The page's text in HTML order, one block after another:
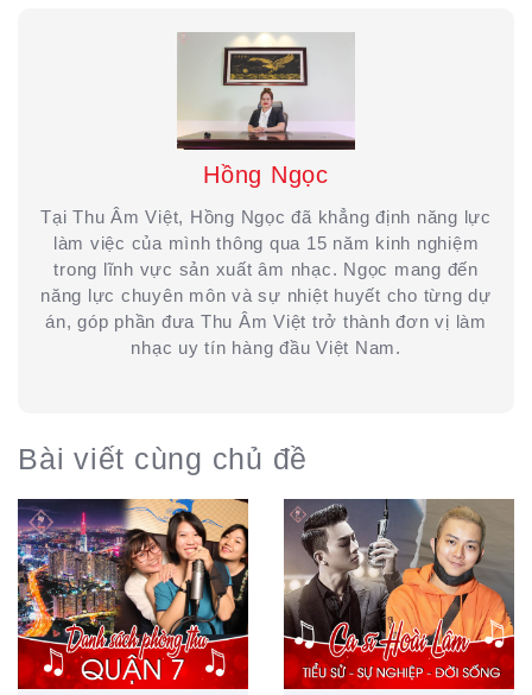
Hồng Ngọc
Tại Thu Âm Việt, Hồng Ngọc đã khẳng định năng lực
làm việc của mình thông qua 15 năm kinh nghiệm
trong lĩnh vực sản xuất âm nhạc. Ngọc mang đến
năng lực chuyên môn và sự nhiệt huyết cho từng dự
án, góp phần đưa Thu Âm Việt trở thành đơn vị làm
nhạc uy tín hàng đầu Việt Nam.
Bài viết cùng chủ đề